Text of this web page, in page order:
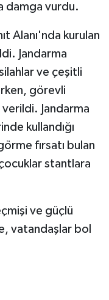
damga vurdu.
Alanı'nda kurulan
Jandarma
ve çeşitli
görevli
Jandarma
kullandığı
fırsatı bulan
stantlara
ve güçlü
vatandaşlar bol